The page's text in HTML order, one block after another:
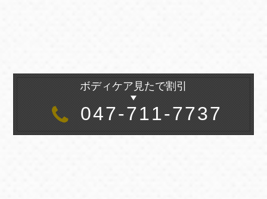
ボディケア見たで割引
047-711-7737